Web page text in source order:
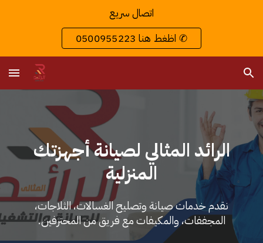
اتصال سريع
اظغط هنا 0500955223 ✆
الرائد المثالي لصيانة أجهزتك
المنزلية
نقدم خدمات صيانة وتصليح الغسالات، الثلاجات،
المجففات، والمكيفات مع فريق من المحترفين.